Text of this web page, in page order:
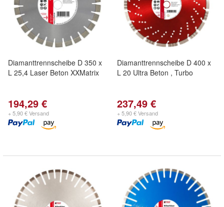
Diamanttrennscheibe D 350 x
L 25,4 Laser Beton XXMatrix
194,29 €
+ 5,90 € Versand
Diamanttrennscheibe D 400 x
L 20 Ultra Beton , Turbo
237,49 €
+ 5,90 € Versand